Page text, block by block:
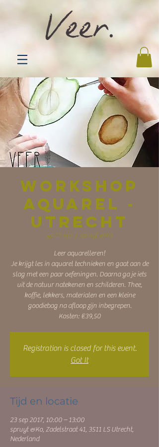
Workshop
aquarel -
Utrecht
za 23 sep
  |
spruyt &Ko
Leer aquarelleren!
Je krijgt les in aquarel technieken en gaat aan de
slag met een paar oefeningen. Daarna ga je iets
uit de natuur natekenen en schilderen. Thee,
koffie, lekkers, materialen en een kleine
goodiebag na afloop zijn inbegrepen.
Kosten: €39,50
Registration is closed for this event.
Got It
Tijd en locatie
23 sep 2017, 10:00 – 13:00
spruyt &Ko, Zadelstraat 41, 3511 LS Utrecht,
Nederland